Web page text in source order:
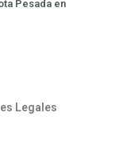
Pesada en
Legales